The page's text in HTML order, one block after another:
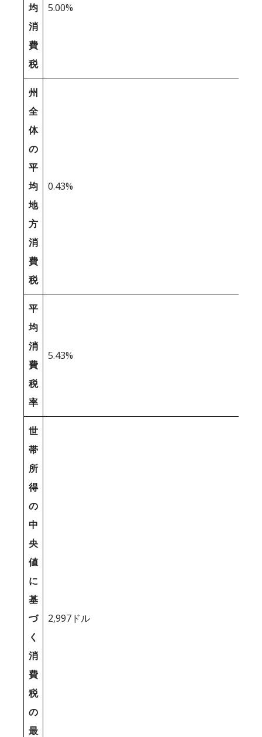
均
消
費
税
5.00%
州
全
体
の
平
均
地
方
消
費
税
0.43%
平
均
消
費
税
率
5.43%
世
帯
所
得
の
中
央
値
に
基
づ
く
消
費
税
の
最
2,997ドル